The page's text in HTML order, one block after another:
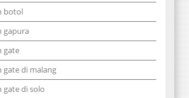
botol
gapura
gate
gate di malang
gate di solo